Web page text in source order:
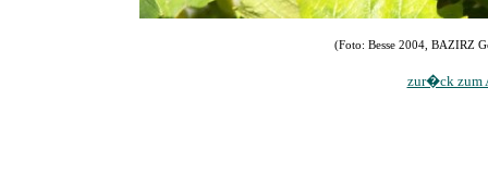
(Foto: Besse 2004, BAZIRZ
zur�ck zum